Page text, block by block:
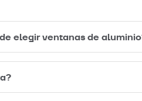
elegir ventanas de